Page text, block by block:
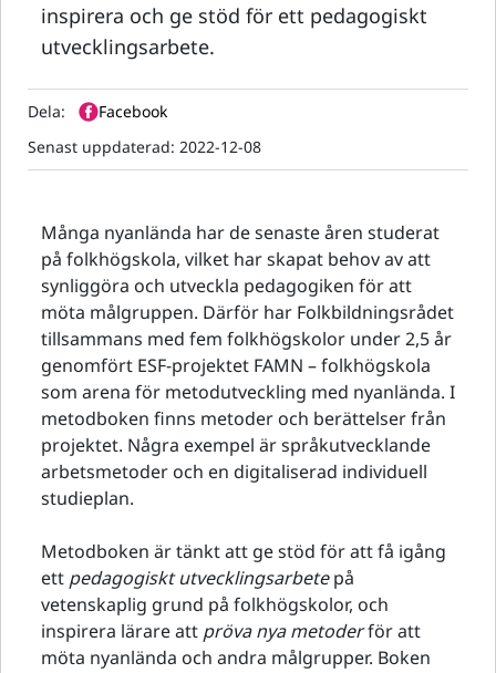
inspirera och ge stöd för ett pedagogiskt
utvecklingsarbete.
Dela:
Facebook
Senast uppdaterad: 2022-12-08
Många nyanlända har de senaste åren studerat
på folkhögskola, vilket har skapat behov av att
synliggöra och utveckla pedagogiken för att
möta målgruppen. Därför har Folkbildningsrådet
tillsammans med fem folkhögskolor under 2,5 år
genomfört ESF-projektet FAMN – folkhögskola
som arena för metodutveckling med nyanlända. I
metodboken finns metoder och berättelser från
projektet. Några exempel är språkutvecklande
arbetsmetoder och en digitaliserad individuell
studieplan.
Metodboken är tänkt att ge stöd för att få igång
ett pedagogiskt utvecklingsarbetepå
vetenskaplig grund på folkhögskolor, och
inspirera lärare att pröva nya metoderför att
möta nyanlända och andra målgrupper. Boken